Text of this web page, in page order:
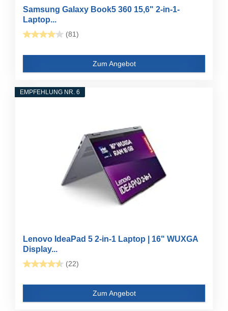
Samsung Galaxy Book5 360 15,6" 2-in-1-
Laptop...
(81)
Zum Angebot
EMPFEHLUNG NR. 6
Lenovo IdeaPad 5 2-in-1 Laptop | 16" WUXGA
Display...
(22)
Zum Angebot